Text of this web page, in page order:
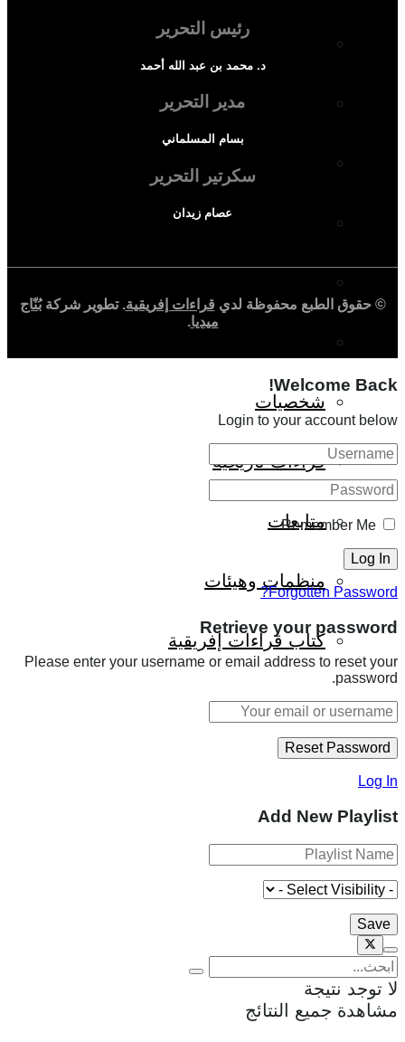
الحالة الدينية
الملف الإفريقي
الصحافة الإفريقية
المجتمع الإفريقي
شخصيات
قراءات تاريخية
متابعات
منظمات وهيئات
كتاب قراءات إفريقية
رئيس التحرير
د. محمد بن عبد الله أحمد
مدير التحرير
بسام المسلماني
سكرتير التحرير
عصام زيدان
© حقوق الطبع محفوظة لدي قراءات إفريقية. تطوير شركةبُنّاج
ميديا.
Welcome Back!
Login to your account below
Remember Me
Forgotten Password?
Retrieve your password
Please enter your username or email address to reset your
password.
Log In
Add New Playlist
لا توجد نتيجة
مشاهدة جميع النتائج